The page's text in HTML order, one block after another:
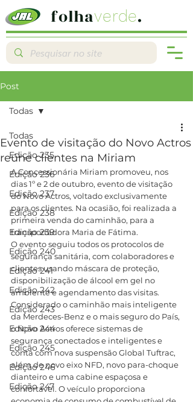
folhaverde.
Post
Todas
Edição 235
Edição 236
Edição 237
Edição 238
Edição 239
Edição 240
Edição 241
Edição 242
Edição 243
Edição 244
Edição 245
Edição 246
Edição 247
Todas
Evento de visitação do Novo Actros
reúne clientes na Miriam
A Concessionária Miriam promoveu, nos
dias 1º e 2 de outubro, evento de visitação
do Novo Actros, voltado exclusivamente
para os clientes. Na ocasião, foi realizada a
primeira venda do caminhão, para a
transportadora Maria de Fátima.
O evento seguiu todos os protocolos de
segurança sanitária, com colaboradores e
clientes usando máscara de proteção,
disponibilização de álcool em gel no
ambiente e agendamento das visitas.
Considerado o caminhão mais inteligente
da Merdeces-Benz e o mais seguro do País,
o Novo Actros oferece sistemas de
segurança conectados e inteligentes e
conta com nova suspensão Global Tuftrac,
além de novo eixo NFD, novo para-choque
dianteiro e uma cabine espaçosa e
confortável. O veículo proporciona